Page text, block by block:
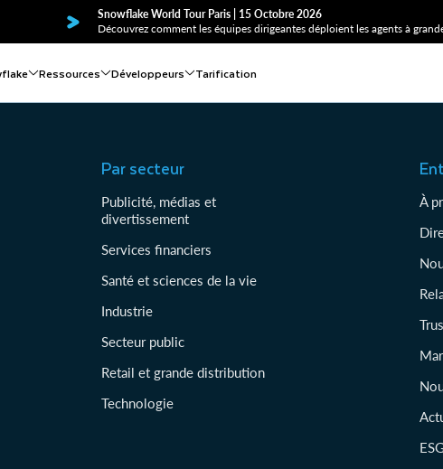
Snowflake World Tour Paris | 15 Octobre 2026
Découvrez comment les équipes dirigeantes déploient les agents à
Ressources Développeurs Tarification
Par secteur
Publicité, médias et
divertissement
Services financiers
Santé et sciences de la vie
Industrie
Secteur public
Retail et grande distribution
Technologie
À